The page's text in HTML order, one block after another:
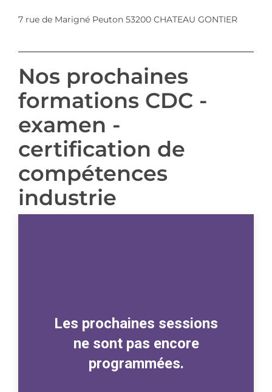
7 rue de Marigné Peuton 53200 CHATEAU GONTIER
Nos prochaines
formations CDC -
examen -
certification de
compétences
industrie
Les prochaines sessions
ne sont pas encore
programmées.